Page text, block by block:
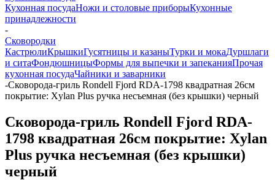
Кухонная посудаНожи и столовые приборыКухонные
принадлежности
-
Сковородки
КастрюлиКрышкиГусятницы и казаныТурки и мокаДуршлаги
и ситаФондюшницыФормы для выпечки и запеканияПрочая
кухонная посудаЧайники и заварники
-Сковорода-гриль Rondell Fjord RDA-1798 квадратная 26см
покрытие: Xylan Plus ручка несъемная (без крышки) черный
Сковорода-гриль Rondell Fjord RDA-
1798 квадратная 26см покрытие: Xylan
Plus ручка несъемная (без крышки)
черный